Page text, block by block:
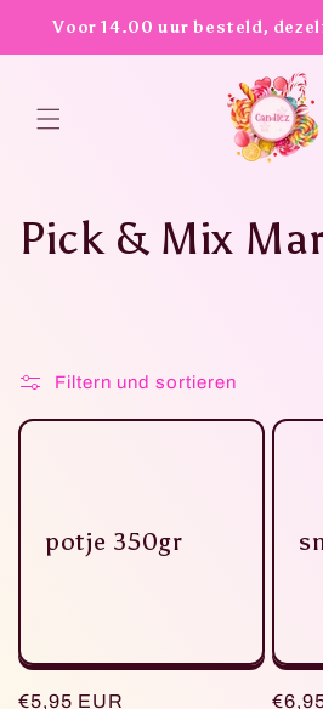
zum
Inhalt
Voor 14.00 uur besteld,
K
e
e
Pick & Mix
Filtern und sortieren
potje 350gr
Normaler
€5,95 EUR